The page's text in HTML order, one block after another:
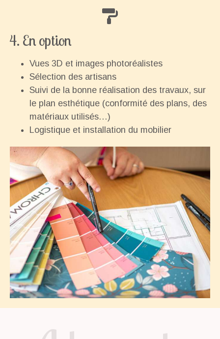
4. En option
Vues 3D et images photoréalistes
Sélection des artisans
Suivi de la bonne réalisation des travaux, sur
le plan esthétique (conformité des plans, des
matériaux utilisés…)
Logistique et installation du mobilier